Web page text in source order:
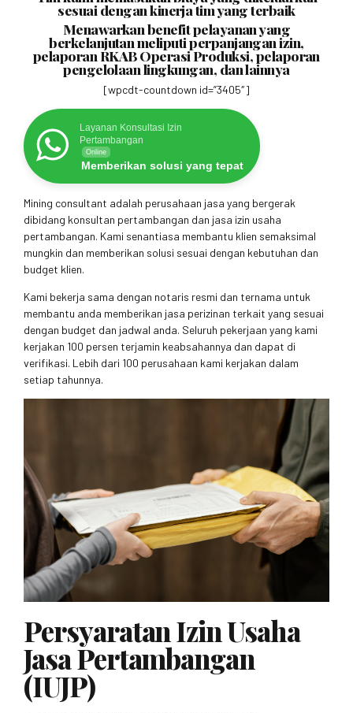
sesuai dengan kinerja tim yang terbaik
Menawarkan benefit pelayanan yang
berkelanjutan meliputi perpanjangan izin,
pelaporan RKAB Operasi Produksi, pelaporan
pengelolaan lingkungan, dan lainnya
[wpcdt-countdown id=”3405″]
Layanan Konsultasi Izin
Pertambangan
Online
Memberikan solusi yang tepat
Mining consultant adalah perusahaan jasa yang bergerak
dibidang konsultan pertambangan dan jasa izin usaha
pertambangan. Kami senantiasa membantu klien semaksimal
mungkin dan memberikan solusi sesuai dengan kebutuhan dan
budget klien.
Kami bekerja sama dengan notaris resmi dan ternama untuk
membantu anda memberikan jasa perizinan terkait yang sesuai
dengan budget dan jadwal anda. Seluruh pekerjaan yang kami
kerjakan 100 persen terjamin keabsahannya dan dapat di
verifikasi. Lebih dari 100 perusahaan kami kerjakan dalam
setiap tahunnya.
Persyaratan Izin Usaha
Jasa Pertambangan
(IUJP)